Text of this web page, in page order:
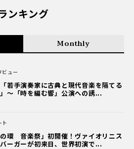
ンキング
Monthly
ビュー
若手演奏家に古典と現代音楽を隔てる
～「時を編む響」公演への誘...
ト
の環 音楽祭」初開催！ヴァイオリニス
ーガーが初来日、世界初演で...